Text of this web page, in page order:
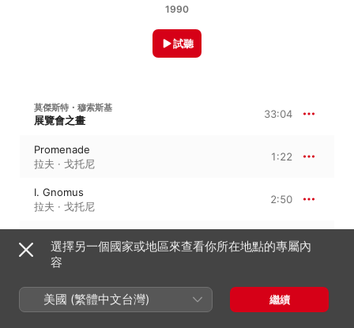
1990
試聽
莫傑斯特・穆索斯基
展覽會之畫 33:04
Promenade
拉夫 · 戈托尼
1:22
I. Gnomus
拉夫 · 戈托尼
2:50
拉夫 · 戈托尼
0:59
拉夫 · 戈托尼
4:28
選擇另一個國家或地區來查看你所在地點的專屬內
容
美國 (繁體中文台灣) 繼續